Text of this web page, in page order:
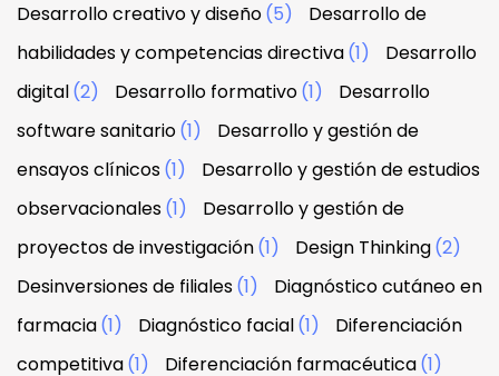
Desarrollo creativo y diseño(5)
Desarrollo de
habilidades y competencias directiva(1)
Desarrollo
digital(2) Desarrollo formativo(1)
Desarrollo
software sanitario(1)
Desarrollo y gestión de
ensayos clínicos(1)
Desarrollo y gestión de estudios
observacionales(1)
Desarrollo y gestión de
proyectos de investigación(1) Design Thinking(2)
Desinversiones de filiales(1)
Diagnóstico cutáneo en
farmacia(1) Diagnóstico facial(1)
Diferenciación
competitiva(1) Diferenciación farmacéutica(1)